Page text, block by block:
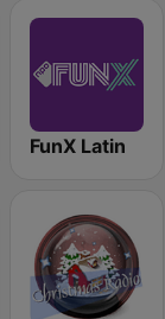
FunX Latin